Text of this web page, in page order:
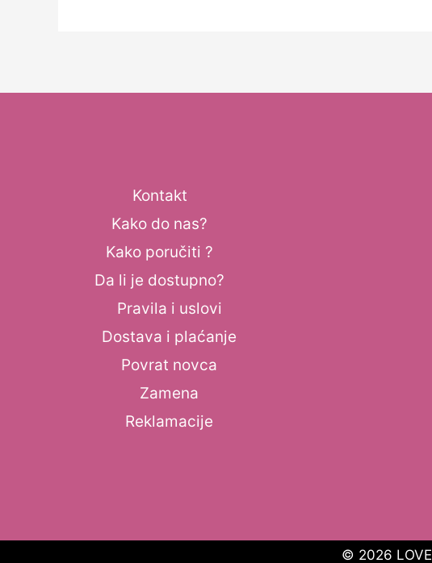
Kontakt
Kako do nas?
Kako poručiti ?
Da li je dostupno?
Pravila i uslovi
Dostava i plaćanje
Povrat novca
Zamena
Reklamacije
© 2026